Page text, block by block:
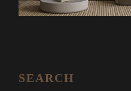
SEARCH